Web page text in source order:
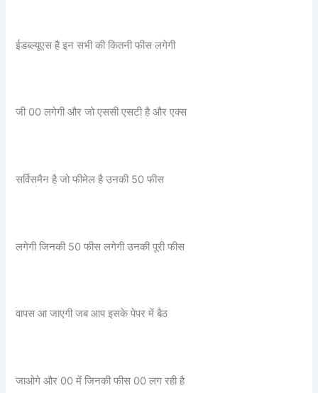
ईडब्ल्यूएस है इन सभी की कितनी फीस लगेगी
जी 00 लगेगी और जो एससी एसटी है और एक्स
सर्विसमैन है जो फीमेल है उनकी 50 फीस
लगेगी जिनकी 50 फीस लगेगी उनकी पूरी फीस
वापस आ जाएगी जब आप इसके पेपर में बैठ
जाओगे और 00 में जिनकी फीस 00 लग रही है